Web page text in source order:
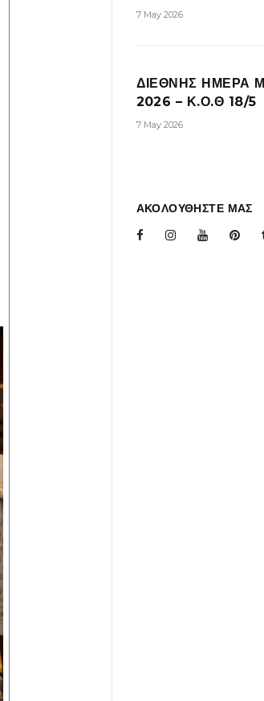
7 May 2026
ΔΙΕΘΝΗΣ ΗΜΕΡΑ
2026 – Κ.Ο.Θ 18/5
7 May 2026
ΑΚΟΛΟΥΘΗΣΤΕ ΜΑΣ